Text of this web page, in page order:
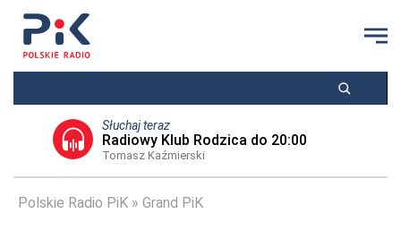
Słuchaj teraz
Radiowy Klub Rodzica do 20:00
Tomasz Kaźmierski
Polskie Radio PiK Grand PiK